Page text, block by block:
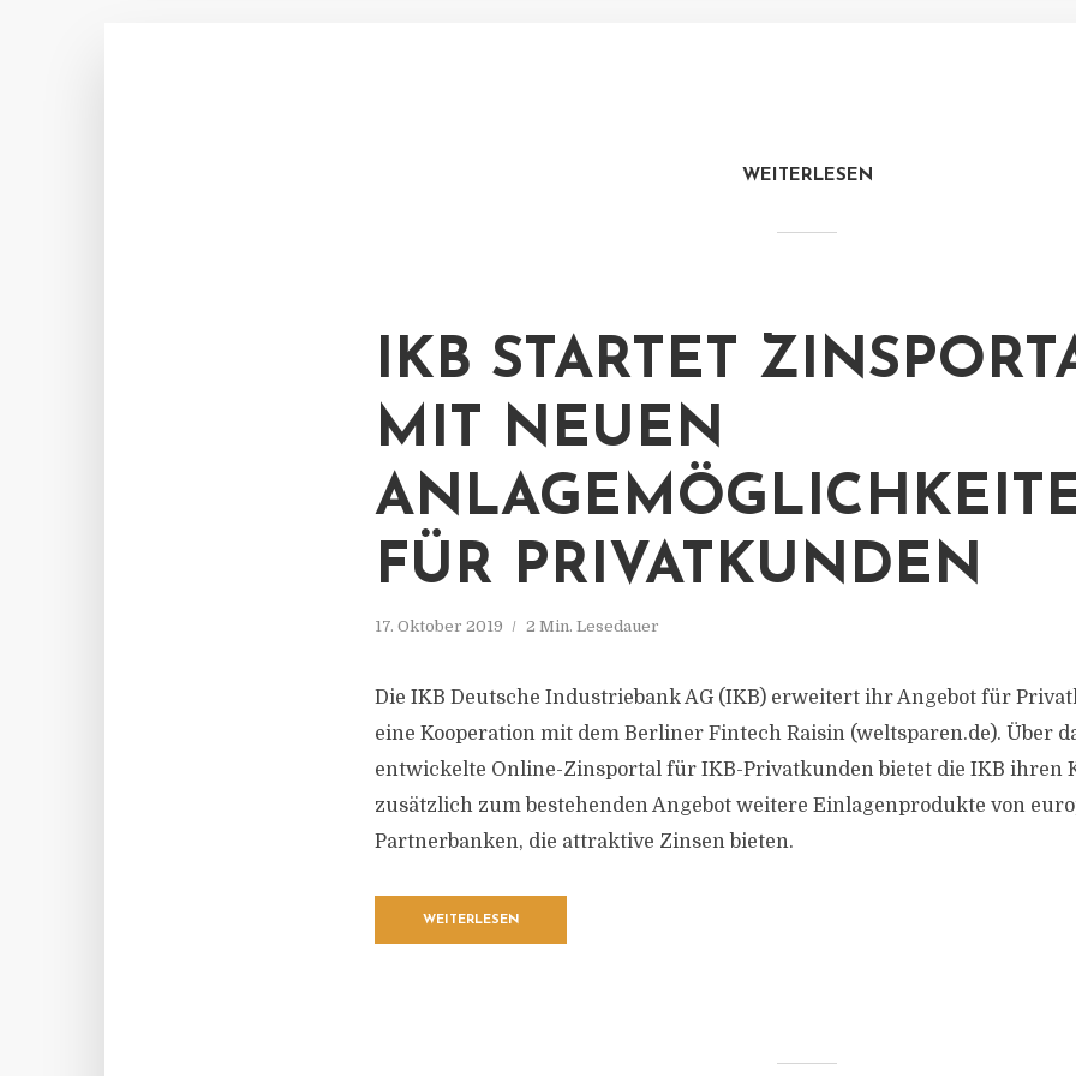
WEITERLESEN
IKB STARTET
MIT NEUEN
FÜR PRIVATKUNDEN
17. Oktober 2019 2 Min. Lesedauer
Die IKB Deutsche Industriebank AG (IKB) erweitert ihr Angebot für
eine Kooperation mit dem Berliner Fintech Raisin (weltsparen.de). Über
entwickelte Online-Zinsportal für IKB-Privatkunden bietet die IKB ihren
zusätzlich zum bestehenden Angebot weitere Einlagenprodukte von
Partnerbanken, die attraktive Zinsen bieten.
WEITERLESEN